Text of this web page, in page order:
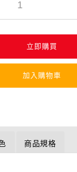
立即購買
加入購物車
商品規格